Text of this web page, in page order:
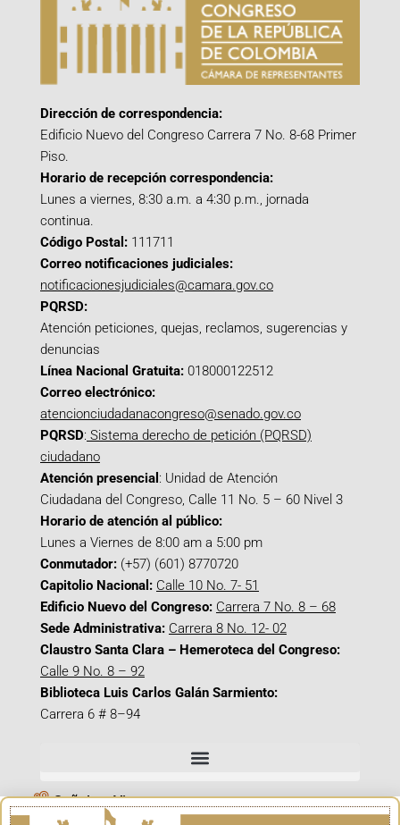
Dirección de correspondencia:
Edificio Nuevo del Congreso Carrera 7 No. 8-68 Primer
Piso.
Horario de recepción correspondencia:
Lunes a viernes, 8:30 a.m. a 4:30 p.m., jornada
continua.
Código Postal: 111711
Correo notificaciones judiciales:
notificacionesjudiciales@camara.gov.co
PQRSD:
Atención peticiones, quejas, reclamos, sugerencias y
denuncias
Línea Nacional Gratuita: 018000122512
Correo electrónico:
atencionciudadanacongreso@senado.gov.co
PQRSD: Sistema derecho de petición (PQRSD)
ciudadano
Atención presencial : Unidad de Atención
Ciudadana del Congreso, Calle 11 No. 5 – 60 Nivel 3
Horario de atención al público:
Lunes a Viernes de 8:00 am a 5:00 pm
Conmutador: (+57) (601) 8770720
Capitolio Nacional: Calle 10 No. 7- 51
Edificio Nuevo del Congreso: Carrera 7 No. 8 – 68
Sede Administrativa: Carrera 8 No. 12- 02
Claustro Santa Clara – Hemeroteca del Congreso:
Calle 9 No. 8 – 92
Biblioteca Luis Carlos Galán Sarmiento:
Carrera 6 # 8–94
Señal en Vivo